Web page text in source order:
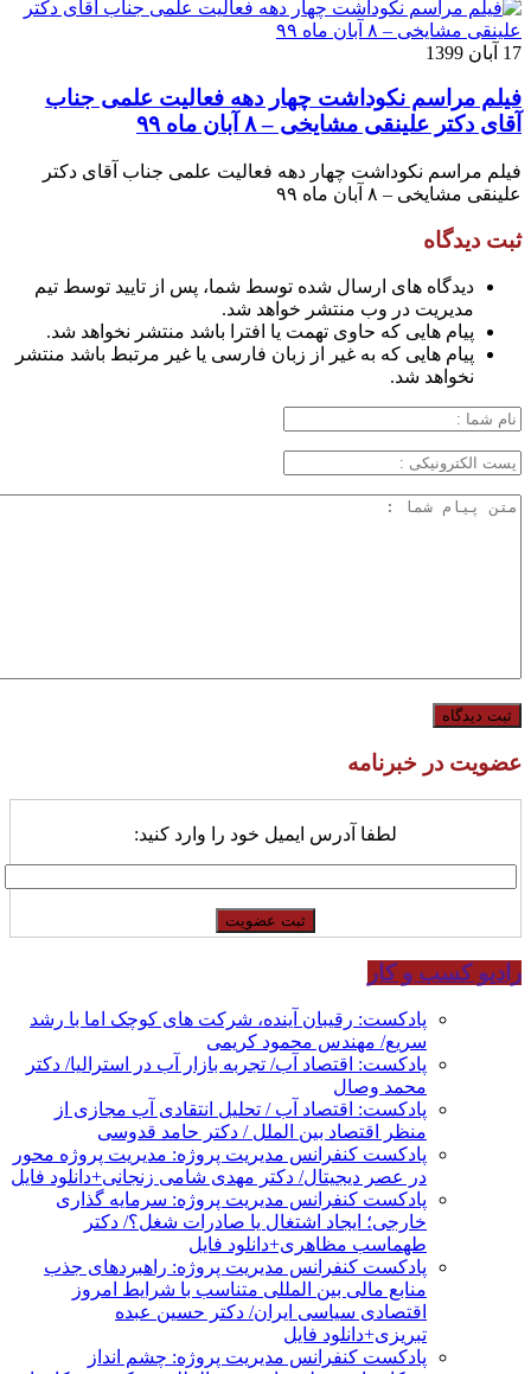
17 آبان 1399
فیلم مراسم نکوداشت چهار دهه فعالیت علمی جناب
آقای دکتر علینقی مشایخی – ۸ آبان ماه ۹۹
فیلم مراسم نکوداشت چهار دهه فعالیت علمی جناب آقای دکتر
علینقی مشایخی – ۸ آبان ماه ۹۹
ثبت دیدگاه
دیدگاه های ارسال شده توسط شما، پس از تایید توسط تیم
مدیریت در وب منتشر خواهد شد.
پیام هایی که حاوی تهمت یا افترا باشد منتشر نخواهد شد.
پیام هایی که به غیر از زبان فارسی یا غیر مرتبط باشد منتشر
نخواهد شد.
عضویت در خبرنامه
لطفا آدرس ایمیل خود را وارد کنید:
رادیو کسب و کار
پادکست: رقیبان آینده، شرکت های کوچک اما با رشد
سریع/ مهندس محمود کریمی
پادکست: اقتصاد آب/ تجربه بازار آب در استرالیا/ دکتر
محمد وصال
پادکست: اقتصاد آب / تحلیل انتقادی آب مجازی از
منظر اقتصاد بین الملل / دکتر حامد قدوسی
پادکست کنفرانس مدیریت پروژه: مدیریت پروژه محور
در عصر دیجیتال/ دکتر مهدی شامی زنجانی+دانلود فایل
پادکست کنفرانس مدیریت پروژه: سرمایه گذاری
خارجی؛ ایجاد اشتغال یا صادرات شغل؟/ دکتر
طهماسب مظاهری+دانلود فایل
پادکست کنفرانس مدیریت پروژه: راهبردهای جذب
منابع مالی بین المللی متناسب با شرایط امروز
اقتصادی سیاسی ایران/ دکتر حسین عبده
تبریزی+دانلود فایل
پادکست کنفرانس مدیریت پروژه: چشم انداز